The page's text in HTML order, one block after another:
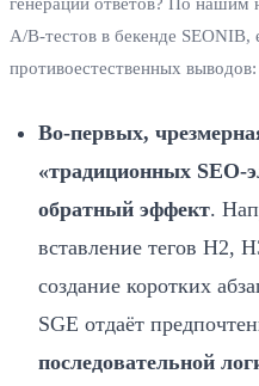
A/B‑тестов в бекенде SEONIB,
противоестественных выводов:
Во‑первых,
«традиционных
обратный эффект.
вставление тегов H2,
создание коротких
SGE отдаёт
последовательной